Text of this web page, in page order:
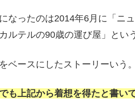
なったのは2014年6月に「ニ
カルテルの90歳の運び屋」とい
ベースにしたストーリーいう
も上記から着想を得たと書い